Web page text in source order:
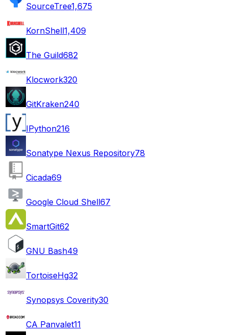
SourceTree1,675
KornShell1,409
The Guild682
Klocwork320
GitKraken240
IPython216
Sonatype Nexus Repository78
Cicada69
Google Cloud Shell67
SmartGit62
GNU Bash49
TortoiseHg32
Synopsys Coverity30
CA Panvalet11